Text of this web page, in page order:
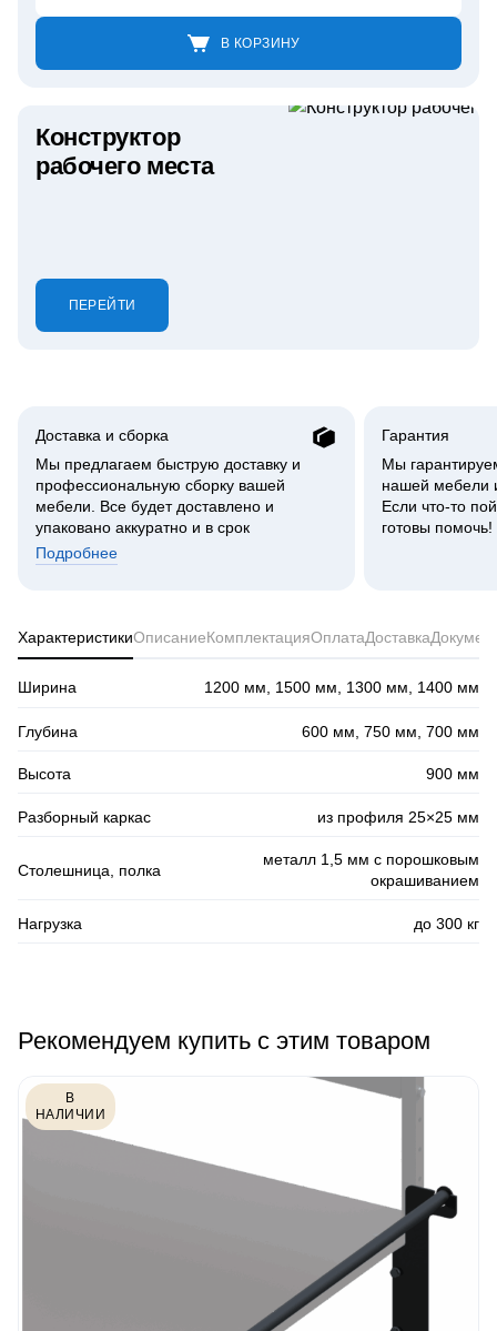
В КОРЗИНУ
Конструктор
рабочего места
ПЕРЕЙТИ
Доставка и сборка
Мы предлагаем быструю доставку и
профессиональную сборку вашей
мебели. Все будет доставлено и
упаковано аккуратно и в срок
Подробнее
Гарантия
Мы
нашей мебели
Если что-то
готовы помочь!
ХарактеристикиОписаниеКомплектацияОплатаДоставка
Ширина 1200 мм, 1500 мм, 1300 мм, 1400 мм
Глубина 600 мм, 750 мм, 700 мм
Высота 900 мм
Разборный каркас из профиля 25×25 мм
Столешница, полка
металл 1,5 мм с порошковым
окрашиванием
Нагрузка до 300 кг
Рекомендуем купить с этим товаром
В
НАЛИЧИИ